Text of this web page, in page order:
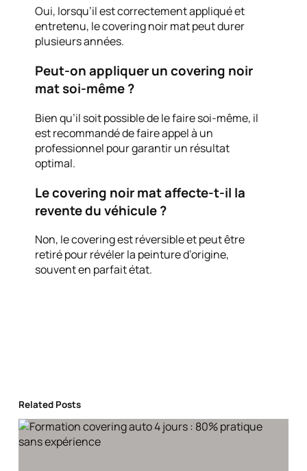
Oui, lorsqu’il est correctement appliqué et
entretenu, le covering noir mat peut durer
plusieurs années.
Peut-on appliquer un covering noir
mat soi-même ?
Bien qu’il soit possible de le faire soi-même, il
est recommandé de faire appel à un
professionnel pour garantir un résultat
optimal.
Le covering noir mat affecte-t-il la
revente du véhicule ?
Non, le covering est réversible et peut être
retiré pour révéler la peinture d’origine,
souvent en parfait état.
Related Posts